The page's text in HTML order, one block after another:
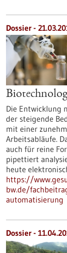
Dossier -
Die Entwicklung
der steigende
mit einer
Arbeitsabläufe.
auch für reine
pipettiert
heute
https://
bw.de/
automatisierung
Dossier -